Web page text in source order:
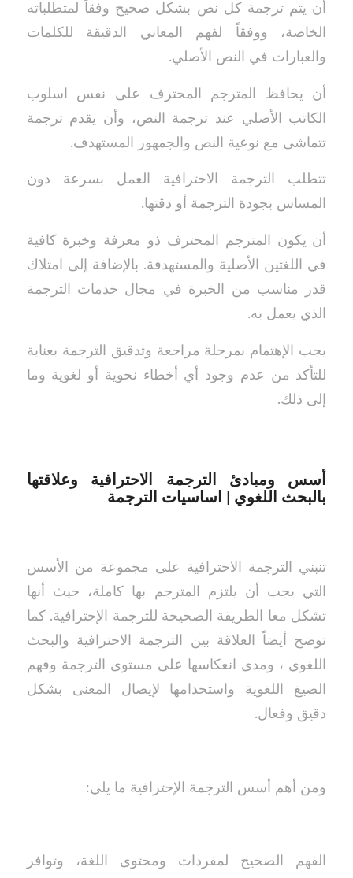
أن يتم ترجمة كل نص بشكل صحيح وفقاً لمتطلباته
الخاصة، ووفقاً لفهم المعاني الدقيقة للكلمات
والعبارات في النص الأصلي.
أن يحافظ المترجم المحترف على نفس اسلوب
الكاتب الأصلي عند ترجمة النص، وأن يقدم ترجمة
تتماشى مع نوعية النص والجمهور المستهدف.
تتطلب الترجمة الاحترافية العمل بسرعة دون
المساس بجودة الترجمة أو دقتها.
أن يكون المترجم المحترف ذو معرفة وخبرة كافية
في اللغتين الأصلية والمستهدفة. بالإضافة إلى امتلاك
قدر مناسب من الخبرة في مجال خدمات الترجمة
الذي يعمل به.
يجب الإهتمام بمرحلة مراجعة وتدقيق الترجمة بعناية
للتأكد من عدم وجود أي أخطاء نحوية أو لغوية وما
إلى ذلك.
أسس ومبادئ الترجمة الاحترافية وعلاقتها
بالبحث اللغوي | اساسيات الترجمة
تنبني الترجمة الاحترافية على مجموعة من الأسس
التي يجب أن يلتزم المترجم بها كاملة، حيث أنها
تشكل معا الطريقة الصحيحة للترجمة الإحترافية. كما
توضح أيضاً العلاقة بين الترجمة الاحترافية والبحث
اللغوي ، ومدى انعكاسها على مستوى الترجمة وفهم
الصيغ اللغوية واستخدامها لإيصال المعنى بشكل
دقيق وفعال.
ومن أهم أسس الترجمة الإحترافية ما يلي:
الفهم الصحيح لمفردات ومحتوى اللغة، وتوافر